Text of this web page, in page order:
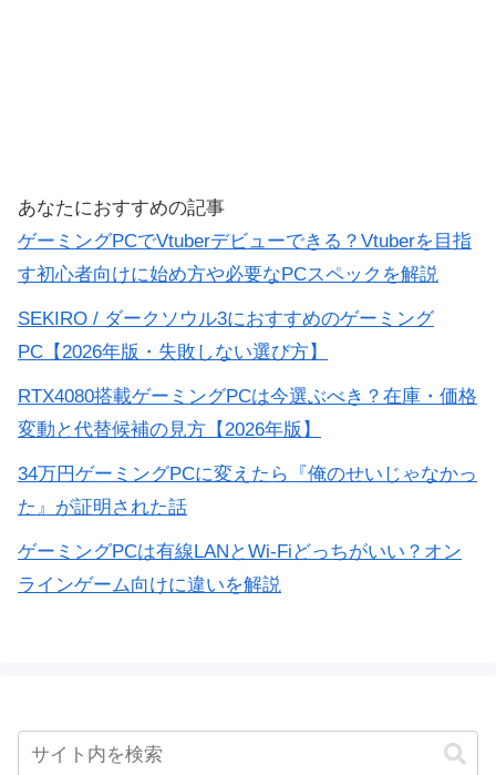
あなたにおすすめの記事
ゲーミングPCでVtuberデビューできる？Vtuberを目指
す初心者向けに始め方や必要なPCスペックを解説
SEKIRO / ダークソウル3におすすめのゲーミング
PC【2026年版・失敗しない選び方】
RTX4080搭載ゲーミングPCは今選ぶべき？在庫・価格
変動と代替候補の見方【2026年版】
34万円ゲーミングPCに変えたら『俺のせいじゃなかっ
た』が証明された話
ゲーミングPCは有線LANとWi-Fiどっちがいい？オン
ラインゲーム向けに違いを解説